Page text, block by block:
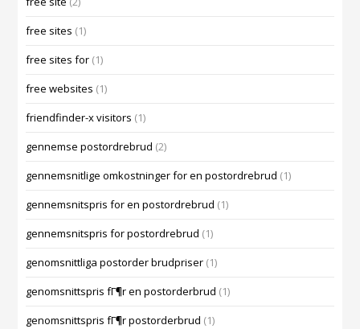
free sites (1)
free sites for (1)
free websites (1)
friendfinder-x visitors (1)
gennemse postordrebrud (2)
gennemsnitlige omkostninger for en postordrebrud (1)
gennemsnitspris for en postordrebrud (1)
gennemsnitspris for postordrebrud (1)
genomsnittliga postorder brudpriser (1)
genomsnittspris fГ¶r en postorderbrud (1)
genomsnittspris fГ¶r postorderbrud (1)